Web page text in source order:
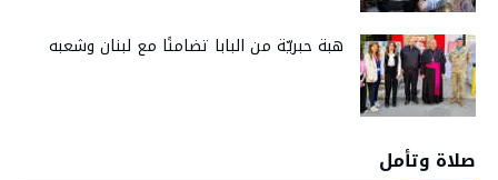
هبة حبريّة من البابا تضامنًا مع لبنان وشعبه
صلاة وتأمل